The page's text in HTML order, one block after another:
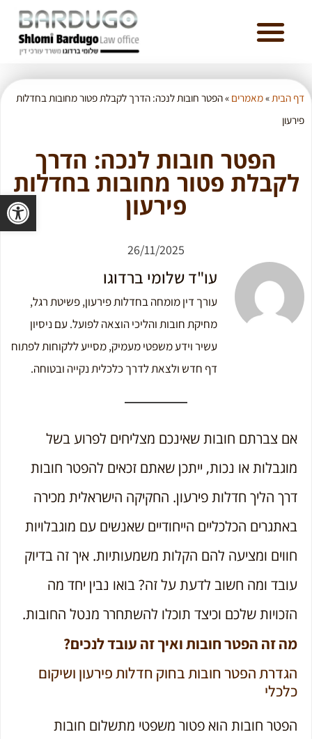
פתח
דף הבית »מאמרים »הפטר חובות לנכה: הדרך לקבלת פטור מחובות בחדלות
פירעון
הפטר חובות לנכה: הדרך
לקבלת פטור מחובות בחדלות
פירעון
26/11/2025
עו"ד שלומי ברדוגו
עורך דין מומחה בחדלות פירעון, פשיטת רגל,
מחיקת חובות והליכי הוצאה לפועל. עם ניסיון
עשיר וידע משפטי מעמיק, מסייע ללקוחות לפתוח
דף חדש ולצאת לדרך כלכלית נקייה ובטוחה.
אם צברתם חובות שאינכם מצליחים לפרוע בשל
מוגבלות או נכות, ייתכן שאתם זכאים להפטר חובות
דרך הליך חדלות פירעון. החקיקה הישראלית מכירה
באתגרים הכלכליים הייחודיים שאנשים עם מוגבלויות
חווים ומציעה להם הקלות משמעותיות. איך זה בדיוק
עובד ומה חשוב לדעת על זה? בואו נבין יחד מה
הזכויות שלכם וכיצד תוכלו להשתחרר מנטל החובות.
מה זה הפטר חובות ואיך זה עובד לנכים?
הגדרת הפטר חובות בחוק חדלות פירעון ושיקום
כלכלי
הפטר חובות הוא פטור משפטי מתשלום חובות